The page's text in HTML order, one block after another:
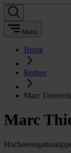
Menü
Home
Redner
Marc
Marc